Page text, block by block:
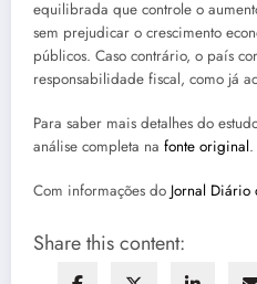
equilibrada que controle o
sem prejudicar o crescimento
públicos. Caso contrário, o país
responsabilidade fiscal, como já
Para saber mais detalhes do
análise completa na fonte original.
Com informações do Jornal Diário
Share this content: